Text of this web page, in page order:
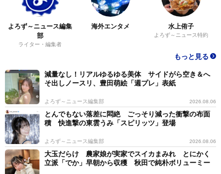
よろず～ニュース編集
部
ライター・編集者
海外エンタメ 水上侑子
よろず～ニュース特約
もっと見る
減量なし！リアルゆるゆる美体 サイドがら空き＆へ
そ出しノースリ、豊田萌絵「週プレ」表紙
よろず～ニュース編集部 2026.08.06
とんでもない落差に悶絶 ごっそり減った衝撃の布面
積 快進撃の東雲うみ「スピリッツ」登場
よろず～ニュース編集部 2026.08.06
大玉だらけ 農家娘が実家でスイカまみれ とにかく
立派「でか」早朝から収穫 秋田で純朴ボリューミー